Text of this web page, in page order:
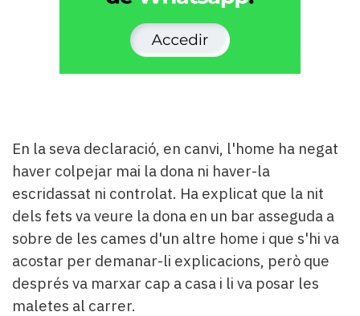
En la seva declaració, en canvi, l'home ha negat
haver colpejar mai la dona ni haver-la
escridassat ni controlat. Ha explicat que la nit
dels fets va veure la dona en un bar asseguda a
sobre de les cames d'un altre home i que s'hi va
acostar per demanar-li explicacions, però que
després va marxar cap a casa i li va posar les
maletes al carrer.